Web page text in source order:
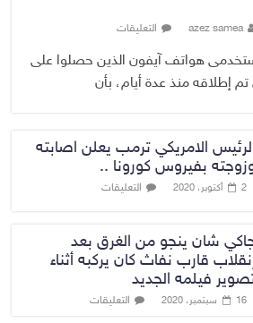
azez samea التعليقات
هواتف آيفون الذين حصلوا على
الامريكي ترمب يعلن اصابته
بفيروس كورونا ..
2 أكتوبر، 2020 التعليقات
شان ينجو من الغرق بعد
قارب نفاث كان يركبه أثناء
فيلمه الجديد
16 سبتمبر، 2020 التعليقات